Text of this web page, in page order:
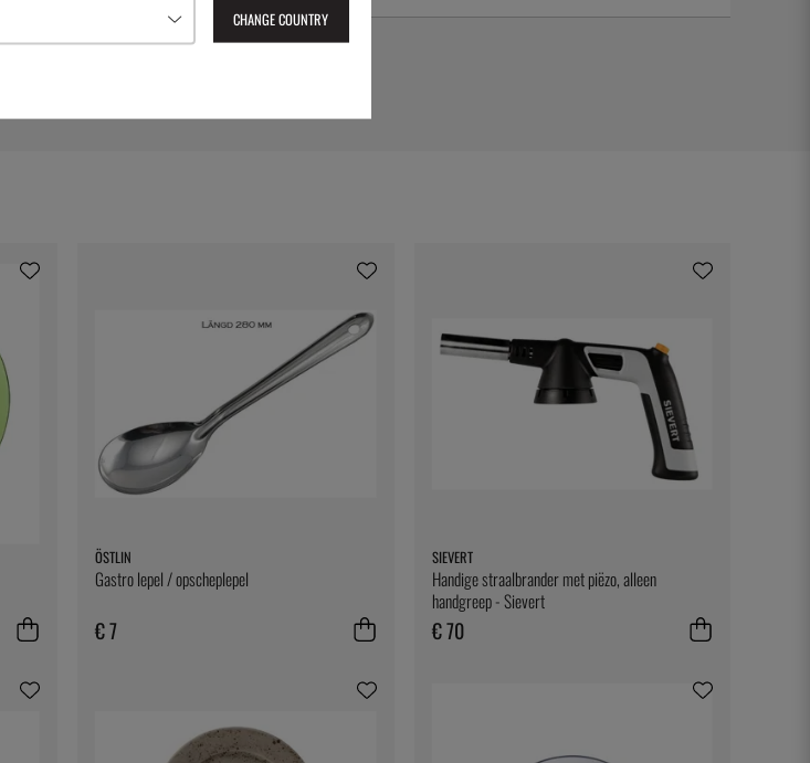
Geleverd artikelnummer:NEA16DZ
ÖSTLIN
Gastro lepel / opscheplepel
€ 7
SIEVERT
Handige straalbrander met piëzo, alleen
handgreep - Sievert
€ 70
CHANGE COUNTRY